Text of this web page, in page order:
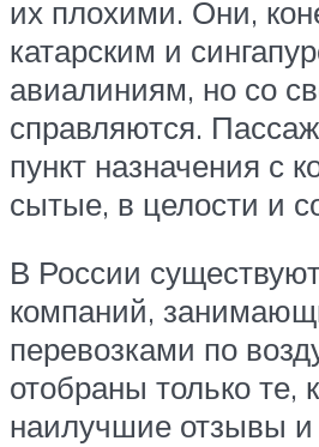
их плохими. Они,
катарским и
авиалиниям, но со
справляются.
пункт назначения с
сытые, в целости и
В России
компаний,
перевозками по
отобраны только те,
наилучшие отзывы и